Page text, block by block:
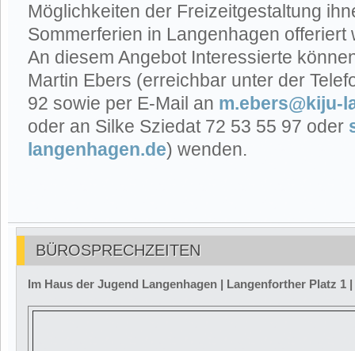
Möglichkeiten der Freizeitgestaltung
Sommerferien in Langenhagen offeriert
An diesem Angebot Interessierte
Martin Ebers (erreichbar unter der
92 sowie per E-Mail an m.ebers@kiju-
oder an Silke Sziedat 72 53 55 97 oder
langenhagen.de) wenden.
BÜROSPRECHZEITEN
Im Haus der Jugend Langenhagen | Langenforther Platz 1